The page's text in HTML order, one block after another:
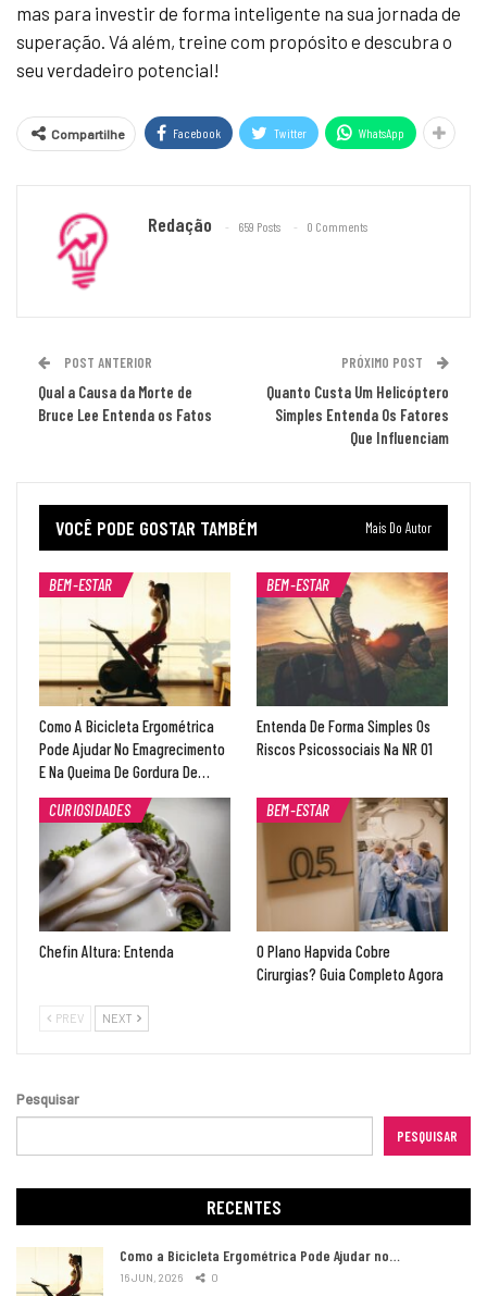
mas para investir de forma inteligente na sua jornada de
superação. Vá além, treine com propósito e descubra o
seu verdadeiro potencial!
Compartilhe Facebook Twitter WhatsApp
Redação 659 Posts 0 Comments
POST ANTERIOR
Qual a Causa da Morte de
Bruce Lee Entenda os Fatos
PRÓXIMO POST
Quanto Custa Um Helicóptero
Simples Entenda Os Fatores
Que Influenciam
VOCÊ PODE GOSTAR TAMBÉM Mais Do Autor
BEM-ESTAR
Como A Bicicleta Ergométrica
Pode Ajudar No Emagrecimento
E Na Queima De Gordura De…
BEM-ESTAR
Entenda De Forma Simples Os
Riscos Psicossociais Na NR 01
CURIOSIDADES
Chefin Altura: Entenda
BEM-ESTAR
O Plano Hapvida Cobre
Cirurgias? Guia Completo Agora
PREV NEXT
Pesquisar
PESQUISAR
RECENTES
Como a Bicicleta Ergométrica Pode Ajudar no…
16 JUN, 2026 0